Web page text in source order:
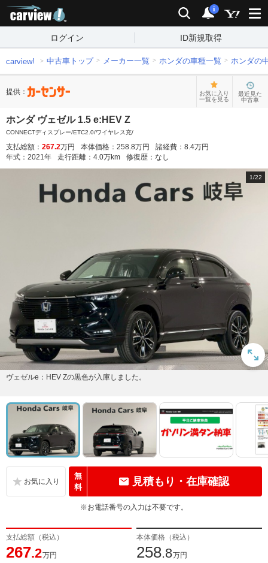
検索 通知
i
ログイン ID新規取得
carview! 中古車トップ メーカー一覧 ホンダの車種一覧 ホンダの
提供：
お気に入り
一覧を見る
最近見た
中古車
ホンダ ヴェゼル 1.5 e:HEV Z
CONNECTディスプレー/ETC2.0/ワイヤレス充/
支払総額： 267.2万円 本体価格： 258.8万円 諸経費： 8.4万円
年式： 2021年 走行距離： 4.0万km 修復歴： なし
1/22
ヴェゼルe：HEV Zの黒色が入庫しました。
無
料
見積もり・在庫確認
※お電話番号の入力は不要です。
支払総額（税込）
267.2万円
本体価格（税込）
258.8万円